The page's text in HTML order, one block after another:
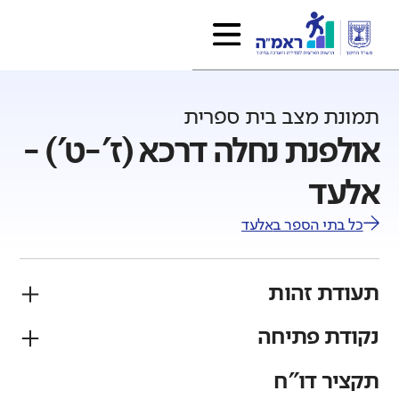
תמונת מצב בית ספרית
אולפנת נחלה דרכא (ז'-ט') -
אלעד
כל בתי הספר באלעד
תעודת זהות
פיקוח
נקודת פתיחה
תקציר דו"ח